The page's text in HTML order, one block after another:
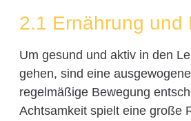
2.1 Ernährung und
Um gesund und aktiv in den
gehen, sind eine
regelmäßige Bewegung
Achtsamkeit spielt eine große